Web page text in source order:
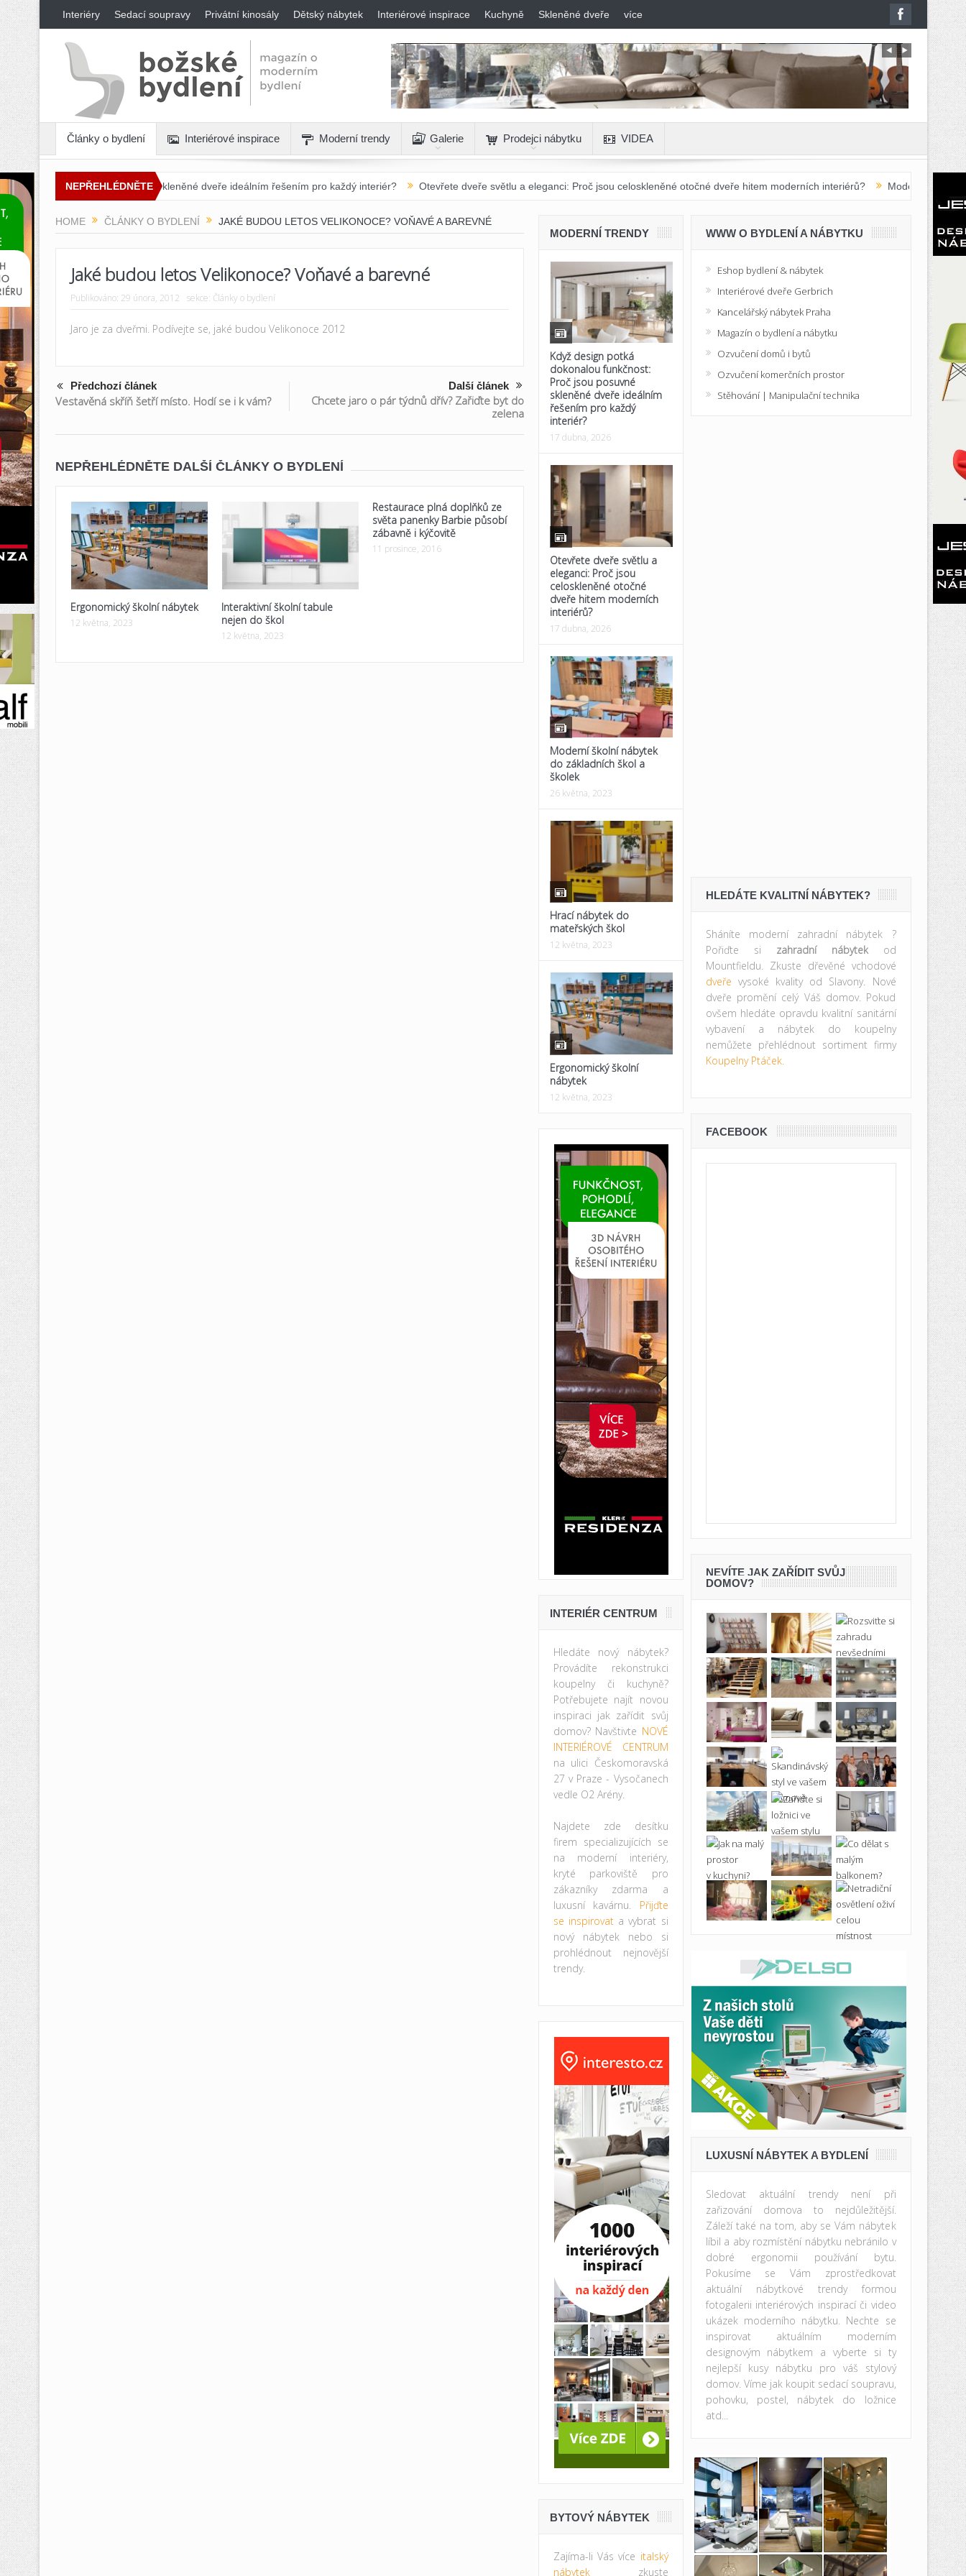
Interiéry Sedací soupravy Privátní kinosály Dětský nábytek Interiérové inspirace Kuchyně Skleněné dveře více
Články o bydlení Interiérové inspirace Moderní trendy Galerie Prodejci nábytku VIDEA
NEPŘEHLÉDNĚTE
jsou posuvné skleněné dveře ideálním řešením pro každý interiér? Otevřete dveře světlu a eleganci: Proč jsou celoskleněné otočné dveře hitem moderních interiérů? Moderní školní nábytek do
HOME ČLÁNKY O BYDLENÍ JAKÉ BUDOU LETOS VELIKONOCE? VOŇAVÉ A BAREVNÉ
Jaké budou letos Velikonoce? Voňavé a barevné
Publikováno: 29 února, 2012 sekce: Články o bydlení
Jaro je za dveřmi. Podívejte se, jaké budou Velikonoce 2012
Předchozí článek
Vestavěná skříň šetří místo. Hodí se i k vám?
Další článek
Chcete jaro o pár týdnů dřív? Zařiďte byt do
zelena
NEPŘEHLÉDNĚTE DALŠÍ ČLÁNKY O BYDLENÍ
Ergonomický školní nábytek
12 května, 2023
Interaktivní školní tabule
nejen do škol
12 května, 2023
Restaurace plná doplňků ze
světa panenky Barbie působí
zábavně i kýčovitě
11 prosince, 2016
MODERNÍ TRENDY
Když design potká
dokonalou funkčnost:
Proč jsou posuvné
skleněné dveře ideálním
řešením pro každý
interiér?
17 dubna, 2026
Otevřete dveře světlu a
eleganci: Proč jsou
celoskleněné otočné
dveře hitem moderních
interiérů?
17 dubna, 2026
Moderní školní nábytek
do základních škol a
školek
26 května, 2023
Hrací nábytek do
mateřských škol
12 května, 2023
Ergonomický školní
nábytek
12 května, 2023
INTERIÉR CENTRUM
Hledáte nový nábytek?
Provádíte rekonstrukci
koupelny či kuchyně?
Potřebujete najít novou
inspiraci jak zařídit svůj
domov? Navštivte NOVÉ
INTERIÉROVÉ CENTRUM
na ulici Českomoravská
27 v Praze - Vysočanech
vedle O2 Arény.
Najdete zde desítku
firem specializujících se
na moderní interiéry,
kryté parkoviště pro
zákazníky zdarma a
luxusní kavárnu. Přijďte
se inspirovata vybrat si
nový nábytek nebo si
prohlédnout nejnovější
trendy.
BYTOVÝ NÁBYTEK
Zajíma-li Vás více italský
nábytekzkuste
WWW O BYDLENÍ A NÁBYTKU
Eshop bydlení & nábytek
Interiérové dveře Gerbrich
Kancelářský nábytek Praha
Magazín o bydlení a nábytku
Ozvučení domů i bytů
Ozvučení komerčních prostor
Stěhování | Manipulační technika
HLEDÁTE KVALITNÍ NÁBYTEK?
Sháníte moderní zahradní nábytek ?
Pořiďte si zahradní nábytekod
Mountfieldu. Zkuste dřevěné vchodové
dveře vysoké kvality od Slavony. Nové
dveře promění celý Váš domov. Pokud
ovšem hledáte opravdu kvalitní sanitární
vybavení a nábytek do koupelny
nemůžete přehlédnout sortiment firmy
Koupelny Ptáček.
FACEBOOK
NEVÍTE JAK ZAŘÍDIT SVŮJ
DOMOV?
LUXUSNÍ NÁBYTEK A BYDLENÍ
Sledovat aktuální trendy není při
zařizování domova to nejdůležitější.
Záleží také na tom, aby se Vám nábytek
líbil a aby rozmístění nábytku nebránilo v
dobré ergonomii používání bytu.
Pokusíme se Vám zprostředkovat
aktuální nábytkové trendy formou
fotogalerii interiérových inspirací či video
ukázek moderního nábytku. Nechte se
inspirovat aktuálním moderním
designovým nábytkem a vyberte si ty
nejlepší kusy nábytku pro váš stylový
domov. Víme jak koupit sedací soupravu,
pohovku, postel, nábytek do ložnice
atd...